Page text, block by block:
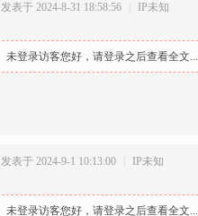
发表于 2024-8-31 18:58:56 IP未知
未登录访客您好，请登录之后查看全文...
发表于 2024-9-1 10:13:00 IP未知
未登录访客您好，请登录之后查看全文...